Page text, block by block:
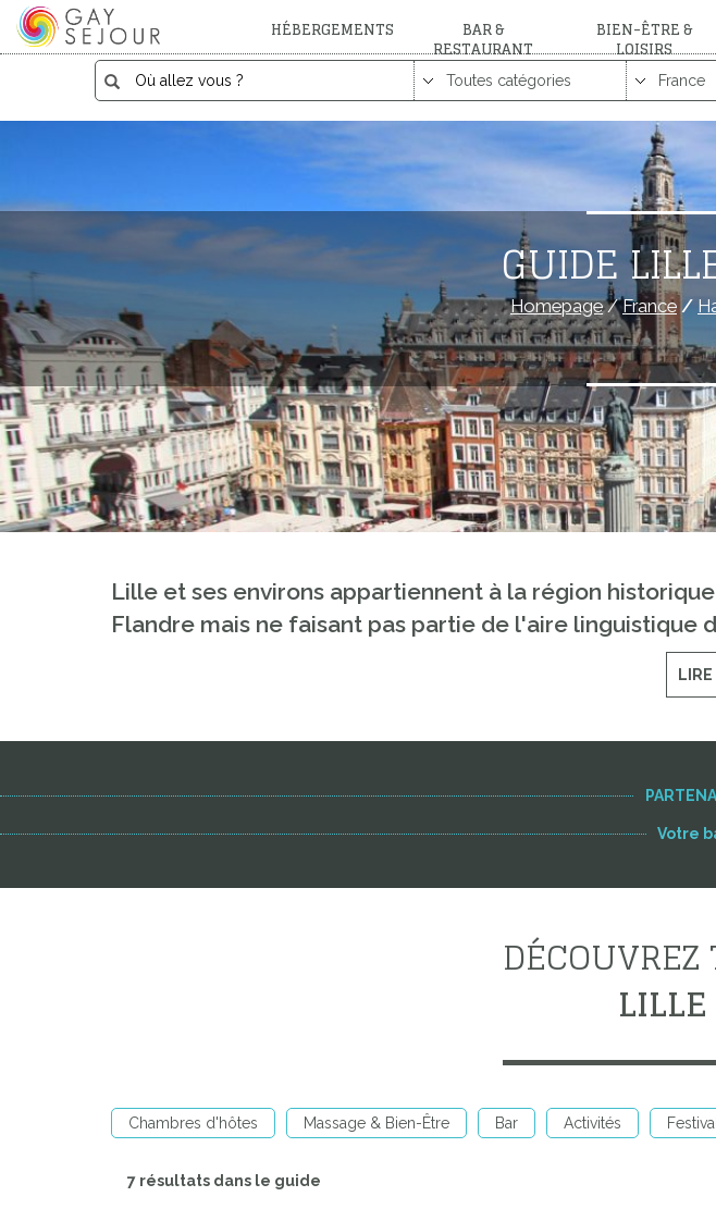
HÉBERGEMENTS BAR &
RESTAURANT
BIEN-ÊTRE &
LOISIRS
GUIDE
Homepage/France /
Lille et ses environs appartiennent à la région
Flandre mais ne faisant pas partie de l'aire linguistique
Votre
Chambres d'hôtes Massage & Bien-Être Bar Activités Festival
7 résultats dans le guide